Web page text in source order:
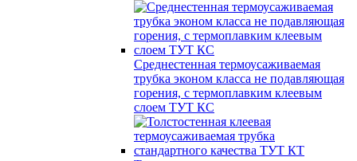
Среднестенная термоусаживаемая
трубка эконом класса не подавляющая
горения, с термоплавким клеевым
слоем ТУТ КС